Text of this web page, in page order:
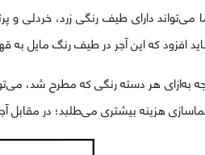
می‌تواند دارای طیف رنگی زرد، خردلی
باید افزود که این آجر در طیف رنگ مایل
به‌ازای هر دسته رنگی که مطرح شد،
هزینه بیشتری می‌طلبد؛ در مقابل